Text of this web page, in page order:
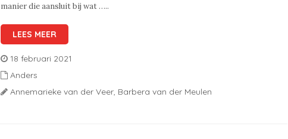
manier die aansluit bij wat …..
LEES MEER
18 februari 2021
Anders
Annemarieke van der Veer, Barbera van der Meulen